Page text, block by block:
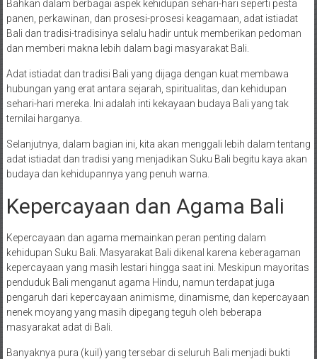
Bahkan dalam berbagai aspek kehidupan sehari-hari seperti pesta
panen, perkawinan, dan prosesi-prosesi keagamaan, adat istiadat
Bali dan tradisi-tradisinya selalu hadir untuk memberikan pedoman
dan memberi makna lebih dalam bagi masyarakat Bali.
Adat istiadat dan tradisi Bali yang dijaga dengan kuat membawa
hubungan yang erat antara sejarah, spiritualitas, dan kehidupan
sehari-hari mereka. Ini adalah inti kekayaan budaya Bali yang tak
ternilai harganya.
Selanjutnya, dalam bagian ini, kita akan menggali lebih dalam tentang
adat istiadat dan tradisi yang menjadikan Suku Bali begitu kaya akan
budaya dan kehidupannya yang penuh warna.
Kepercayaan dan Agama Bali
Kepercayaan dan agama memainkan peran penting dalam
kehidupan Suku Bali. Masyarakat Bali dikenal karena keberagaman
kepercayaan yang masih lestari hingga saat ini. Meskipun mayoritas
penduduk Bali menganut agama Hindu, namun terdapat juga
pengaruh dari kepercayaan animisme, dinamisme, dan kepercayaan
nenek moyang yang masih dipegang teguh oleh beberapa
masyarakat adat di Bali.
Banyaknya pura (kuil) yang tersebar di seluruh Bali menjadi bukti